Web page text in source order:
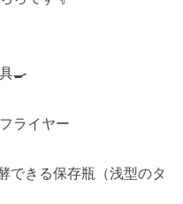
🍳
ライヤー
できる保存瓶（浅型のタ